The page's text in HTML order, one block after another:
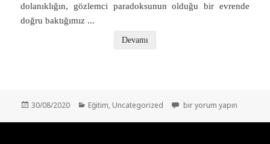
dolanıklığın, gözlemci paradoksunun olduğu bir evrende
doğru baktığımız ...
Devamı
Yayın
30/08/2020 Kategoriler
Eğitim, Uncategorized Kuantum Biyoloji:
bir yorum yapın